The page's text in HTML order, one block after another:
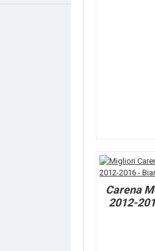
Carena
2012-